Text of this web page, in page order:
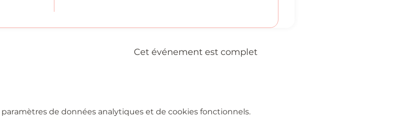
Cet événement est complet
de données analytiques et de cookies fonctionnels.